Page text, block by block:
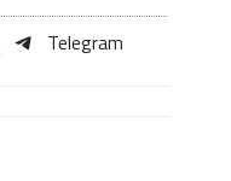
Telegram